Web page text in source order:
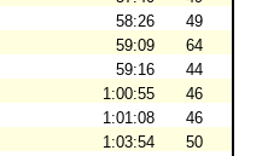
58:26
49
59:09
64
59:16
44
1:00:55
46
1:01:08
46
1:03:54
50